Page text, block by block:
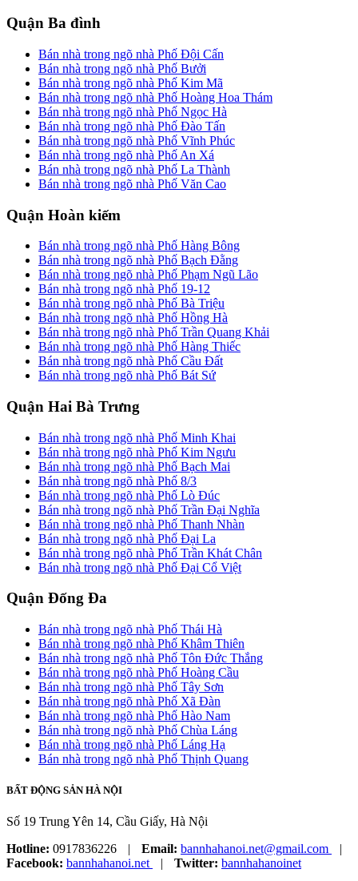
Quận Ba đình
Bán nhà trong ngõ nhà Phố Đội Cấn
Bán nhà trong ngõ nhà Phố Bưởi
Bán nhà trong ngõ nhà Phố Kim Mã
Bán nhà trong ngõ nhà Phố Hoàng Hoa Thám
Bán nhà trong ngõ nhà Phố Ngọc Hà
Bán nhà trong ngõ nhà Phố Đào Tấn
Bán nhà trong ngõ nhà Phố Vĩnh Phúc
Bán nhà trong ngõ nhà Phố An Xá
Bán nhà trong ngõ nhà Phố La Thành
Bán nhà trong ngõ nhà Phố Văn Cao
Quận Hoàn kiếm
Bán nhà trong ngõ nhà Phố Hàng Bông
Bán nhà trong ngõ nhà Phố Bạch Đằng
Bán nhà trong ngõ nhà Phố Phạm Ngũ Lão
Bán nhà trong ngõ nhà Phố 19-12
Bán nhà trong ngõ nhà Phố Bà Triệu
Bán nhà trong ngõ nhà Phố Hồng Hà
Bán nhà trong ngõ nhà Phố Trần Quang Khải
Bán nhà trong ngõ nhà Phố Hàng Thiếc
Bán nhà trong ngõ nhà Phố Cầu Đất
Bán nhà trong ngõ nhà Phố Bát Sứ
Quận Hai Bà Trưng
Bán nhà trong ngõ nhà Phố Minh Khai
Bán nhà trong ngõ nhà Phố Kim Ngưu
Bán nhà trong ngõ nhà Phố Bạch Mai
Bán nhà trong ngõ nhà Phố 8/3
Bán nhà trong ngõ nhà Phố Lò Đúc
Bán nhà trong ngõ nhà Phố Trần Đại Nghĩa
Bán nhà trong ngõ nhà Phố Thanh Nhàn
Bán nhà trong ngõ nhà Phố Đại La
Bán nhà trong ngõ nhà Phố Trần Khát Chân
Bán nhà trong ngõ nhà Phố Đại Cổ Việt
Quận Đống Đa
Bán nhà trong ngõ nhà Phố Thái Hà
Bán nhà trong ngõ nhà Phố Khâm Thiên
Bán nhà trong ngõ nhà Phố Tôn Đức Thắng
Bán nhà trong ngõ nhà Phố Hoàng Cầu
Bán nhà trong ngõ nhà Phố Tây Sơn
Bán nhà trong ngõ nhà Phố Xã Đàn
Bán nhà trong ngõ nhà Phố Hào Nam
Bán nhà trong ngõ nhà Phố Chùa Láng
Bán nhà trong ngõ nhà Phố Láng Hạ
Bán nhà trong ngõ nhà Phố Thịnh Quang
BẤT ĐỘNG SẢN HÀ NỘI
Số 19 Trung Yên 14, Cầu Giấy, Hà Nội
Hotline: 0917836226 Email: bannhahanoi.net@gmail.com
Facebook: bannhahanoi.net Twitter: bannhahanoinet